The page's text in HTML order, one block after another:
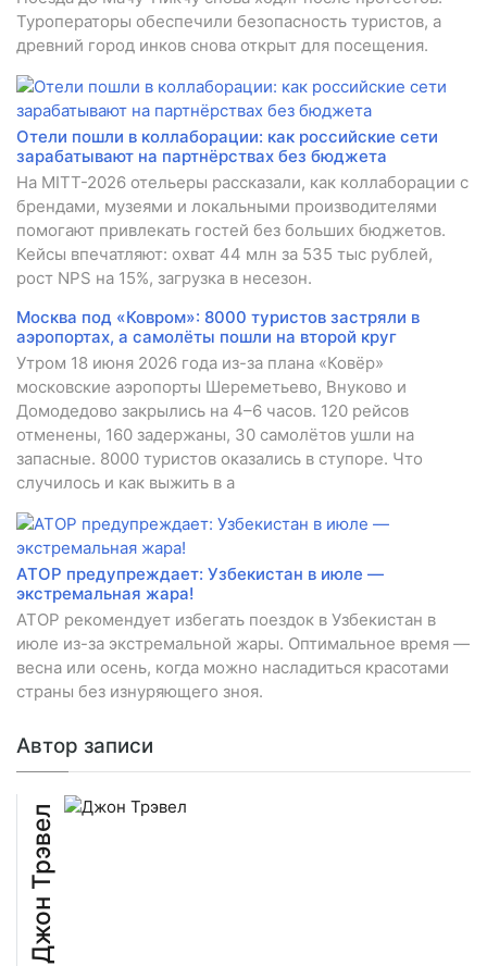
Туроператоры обеспечили безопасность туристов, а
древний город инков снова открыт для посещения.
Отели пошли в коллаборации: как российские сети
зарабатывают на партнёрствах без бюджета
На MITT-2026 отельеры рассказали, как коллаборации с
брендами, музеями и локальными производителями
помогают привлекать гостей без больших бюджетов.
Кейсы впечатляют: охват 44 млн за 535 тыс рублей,
рост NPS на 15%, загрузка в несезон.
Москва под «Ковром»: 8000 туристов застряли в
аэропортах, а самолёты пошли на второй круг
Утром 18 июня 2026 года из-за плана «Ковёр»
московские аэропорты Шереметьево, Внуково и
Домодедово закрылись на 4–6 часов. 120 рейсов
отменены, 160 задержаны, 30 самолётов ушли на
запасные. 8000 туристов оказались в ступоре. Что
случилось и как выжить в а
АТОР предупреждает: Узбекистан в июле —
экстремальная жара!
АТОР рекомендует избегать поездок в Узбекистан в
июле из-за экстремальной жары. Оптимальное время —
весна или осень, когда можно насладиться красотами
страны без изнуряющего зноя.
Автор записи
Джон Трэвел